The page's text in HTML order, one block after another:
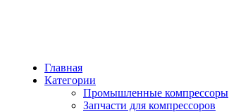
Главная
Категории
Промышленные компрессоры
Запчасти для компрессоров